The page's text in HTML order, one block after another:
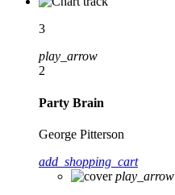
3
play_arrow
2
Party Brain
George Pitterson
add_shopping_cart
play_arrow